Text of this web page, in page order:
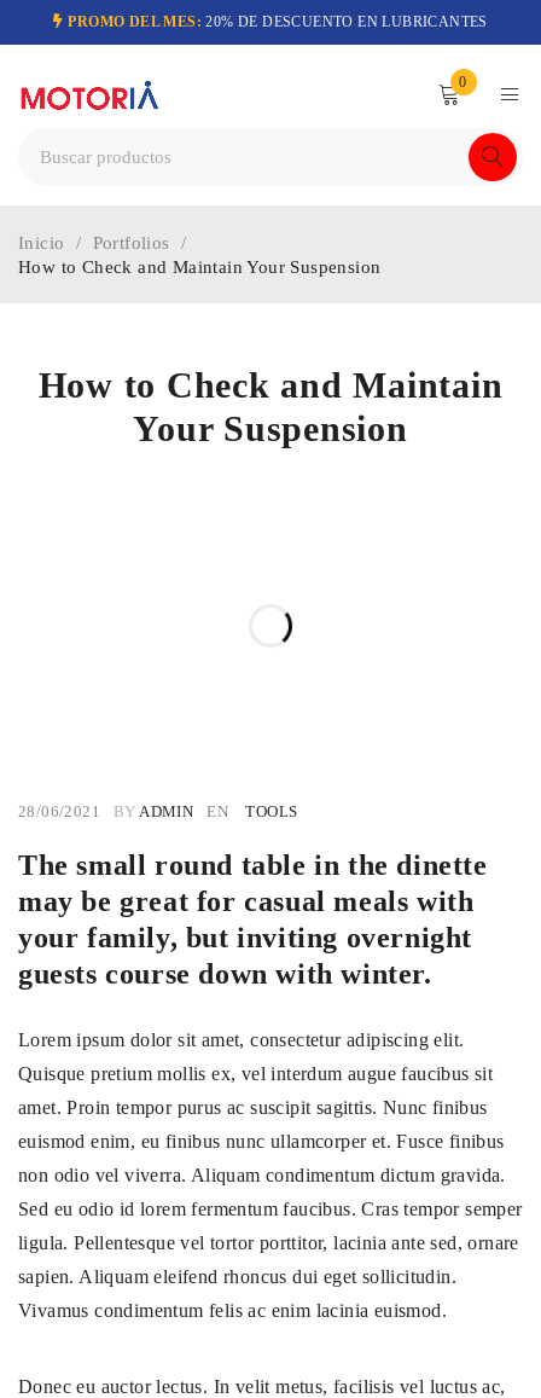
PROMO DEL MES: 20% DE DESCUENTO EN LUBRICANTES
0
Inicio / Portfolios
/
How to Check and Maintain Your Suspension
How to Check and Maintain
Your Suspension
28/06/2021 BY ADMIN EN TOOLS
The small round table in the dinette
may be great for casual meals with
your family, but inviting overnight
guests course down with winter.
Lorem ipsum dolor sit amet, consectetur adipiscing elit.
Quisque pretium mollis ex, vel interdum augue faucibus sit
amet. Proin tempor purus ac suscipit sagittis. Nunc finibus
euismod enim, eu finibus nunc ullamcorper et. Fusce finibus
non odio vel viverra. Aliquam condimentum dictum gravida.
Sed eu odio id lorem fermentum faucibus. Cras tempor semper
ligula. Pellentesque vel tortor porttitor, lacinia ante sed, ornare
sapien. Aliquam eleifend rhoncus dui eget sollicitudin.
Vivamus condimentum felis ac enim lacinia euismod.
Donec eu auctor lectus. In velit metus, facilisis vel luctus ac,